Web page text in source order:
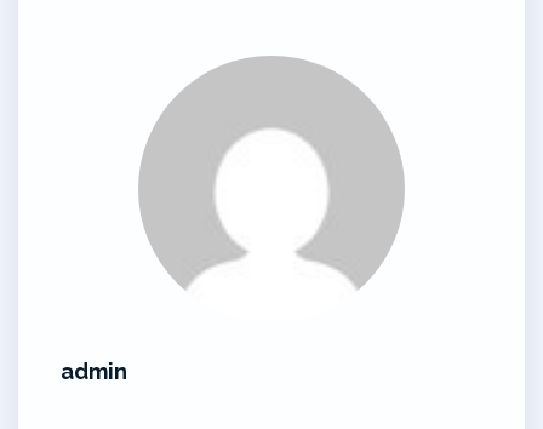
admin